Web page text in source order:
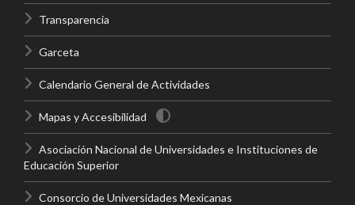
Transparencia
Garceta
Calendario General de Actividades
Mapas y Accesibilidad
Asociación Nacional de Universidades e Instituciones de
Educación Superior
Consorcio de Universidades Mexicanas